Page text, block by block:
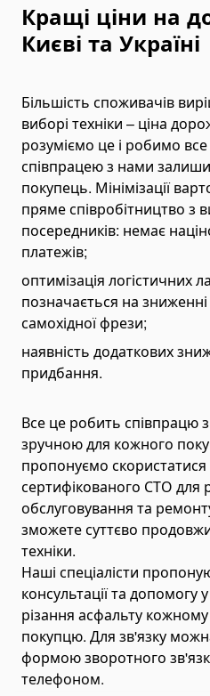
Тягово-зчіпні пристрої
Системи керування
Фіксатори кузова
Ящики інструментальні для
Причепи та напівпричепи
Самоскидні напівпричепи та
Напівпричепи-зерновози
Причепи та напівпричепи для
Напівпричепи-
Бортові напівпричепи та
Напівпричепи-цистерни
Лісозаготівельні причепи
Автомобільні причепи
Низькорамні трали
Напівпричепи-цементовози
Комплектуючі для причепів
Навісне обладнання
Щітки комунальні
Підмітальні комунальні щітки
Щетина для комунальних
Бурові установки
Вила і захвати
Захвати для лісу
Гідробури і гідрообертачі
Кращі ціни на
Києві та Україні
Більшість споживачів
виборі техніки – ціна
розуміємо це і робимо
співпрацею з нами
покупець. Мінімізації
пряме співробітництво з
посередників: немає
платежів;
оптимізація логістичних
позначається на зниженні
самохідної фрези;
наявність додаткових
придбання.
Все це робить співпрацю
зручною для кожного
пропонуємо
сертифікованого СТО для
обслуговування та
зможете суттєво
техніки.
Наші спеціалісти
консультації та допомогу
різання асфальту
покупцю. Для зв'язку
формою зворотного
телефоном.